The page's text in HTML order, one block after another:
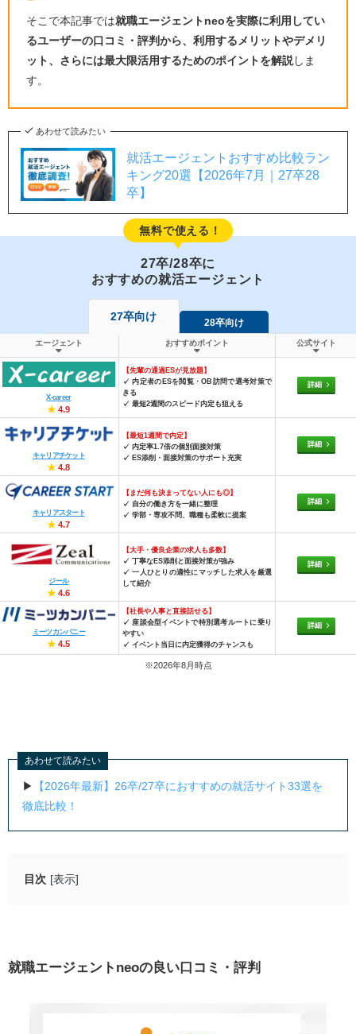
そこで本記事では就職エージェントneoを実際に利用してい
るユーザーの口コミ・評判から、利用するメリットやデメリ
ット、さらには最大限活用するためのポイントを解説しま
す。
あわせて読みたい
就活エージェントおすすめ比較ラン
キング20選【2026年7月｜27卒28
卒】
無料で使える！
27卒/28卒に
おすすめの就活エージェント
27卒向け 28卒向け
エージェント おすすめポイント 公式サイト
X-career
★ 4.9
【先輩の通過ESが見放題】
✓ 内定者のESを閲覧・OB訪問で選考対策で
きる
✓ 最短2週間のスピード内定も狙える
詳細
キャリアチケット
★ 4.8
【最短1週間で内定】
✓ 内定率1.7倍の個別面接対策
✓ ES添削・面接対策のサポート充実
詳細
キャリアスタート
★ 4.7
【まだ何も決まってない人にも◎】
✓ 自分の働き方を一緒に整理
✓ 学部・専攻不問、職種も柔軟に提案
詳細
ジール
★ 4.6
【大手・優良企業の求人も多数】
✓ 丁寧なES添削と面接対策が強み
✓ 一人ひとりの適性にマッチした求人を厳選
して紹介
詳細
ミーツカンパニー
★ 4.5
【社長や人事と直接話せる】
✓ 座談会型イベントで特別選考ルートに乗り
やすい
✓ イベント当日に内定獲得のチャンスも
詳細
※2026年8月時点
あわせて読みたい
▶
【2026年最新】26卒/27卒におすすめの就活サイト33選を
徹底比較！
目次 [表示]
丁寧な面接対策
就職エージェントneoの良い口コミ・評判